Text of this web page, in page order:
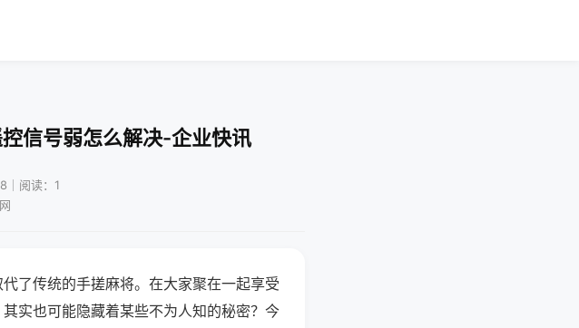
信号弱怎么解决-企业快讯
｜阅读：1
了传统的手搓麻将。在大家聚在一起享受
实也可能隐藏着某些不为人知的秘密？今